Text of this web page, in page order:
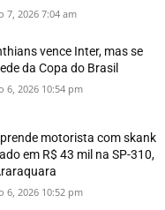
7, 2026 7:04 am
vence Inter, mas se
da Copa do Brasil
6, 2026 10:54 pm
prende motorista com skank
em R$ 43 mil na SP-310,
6, 2026 10:52 pm